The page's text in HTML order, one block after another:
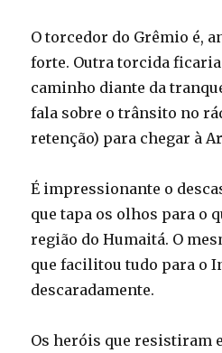
O torcedor do Grêmio é,
forte. Outra torcida
caminho diante da
fala sobre o trânsito no
retenção) para chegar à
É impressionante o
que tapa os olhos para o
região do Humaitá. O
que facilitou tudo para o
descaradamente.
Os heróis que resistiram